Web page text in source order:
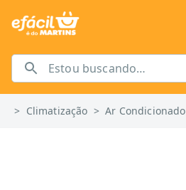
> Climatização >Ar Condicionado